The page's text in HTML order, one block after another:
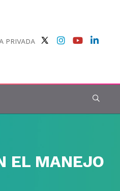
PRIVADA
EL MANEJO